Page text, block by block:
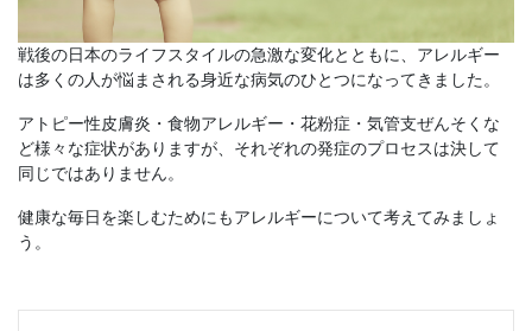
戦後の日本のライフスタイルの急激な変化とともに、アレルギー
は多くの人が悩まされる身近な病気のひとつになってきました。
アトピー性皮膚炎・食物アレルギー・花粉症・気管支ぜんそくな
ど様々な症状がありますが、それぞれの発症のプロセスは決して
同じではありません。
健康な毎日を楽しむためにもアレルギーについて考えてみましょ
う。